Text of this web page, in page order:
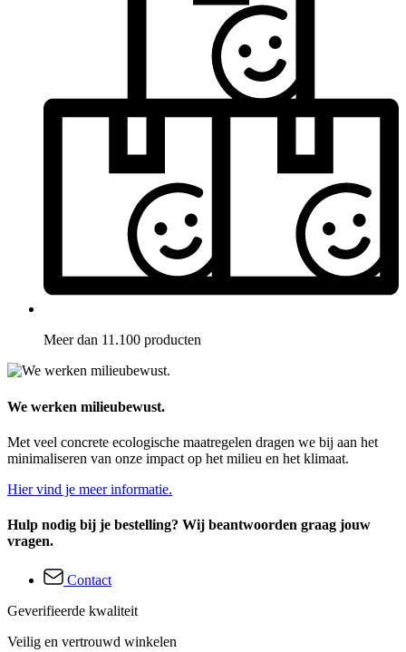
Meer dan 11.100 producten
We werken milieubewust.
Met veel concrete ecologische maatregelen dragen we bij aan het
minimaliseren van onze impact op het milieu en het klimaat.
Hier vind je meer informatie.
Hulp nodig bij je bestelling? Wij beantwoorden graag jouw
vragen.
Contact
Geverifieerde kwaliteit
Veilig en vertrouwd winkelen